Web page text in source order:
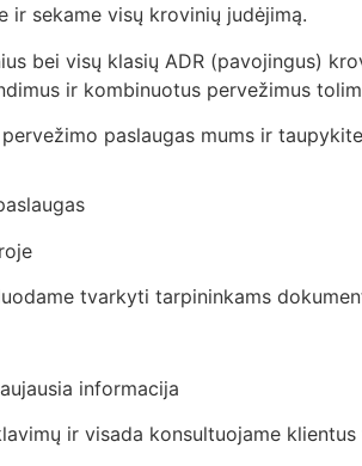
ir sekame visų krovinių judėjimą.
bei visų klasių ADR (pavojingus)
ir kombinuotus pervežimus
paslaugas mums ir
tvarkyti tarpininkams
informacija
ir visada konsultuojame